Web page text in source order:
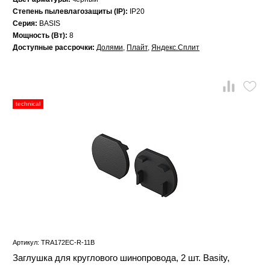
Степень пылевлагозащиты (IP):
IP20
Серия: BASIS
Мощность (Вт): 8
Доступные рассрочки: Долями, Плайт, Яндекс.Сплит
technical
Артикул: TRA172EC-R-11B
Заглушка для круглового шинопровода, 2 шт. Basity,